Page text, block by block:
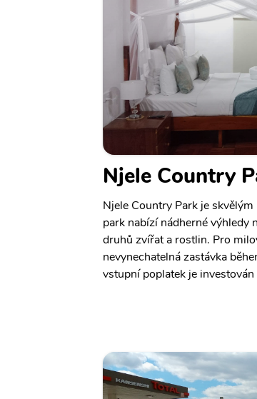
Njele Country
Njele Country Park je
park nabízí nádherné výhledy
druhů zvířat a rostlin. Pro
nevynechatelná zastávka
vstupní poplatek je